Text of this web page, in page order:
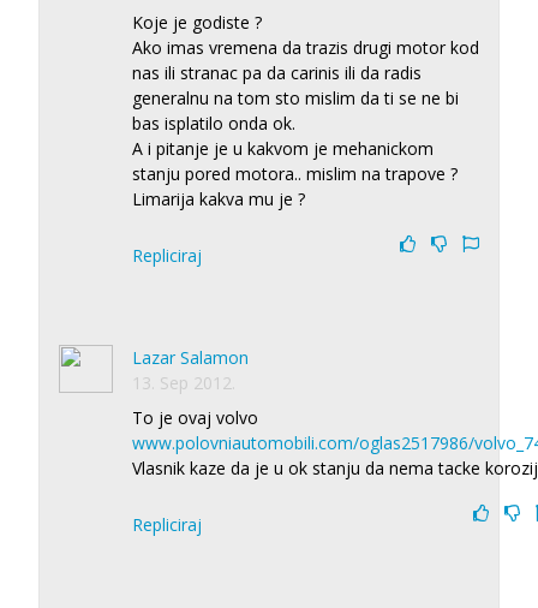
Koje je godiste ?
Ako imas vremena da trazis drugi motor kod
nas ili stranac pa da carinis ili da radis
generalnu na tom sto mislim da ti se ne bi
bas isplatilo onda ok.
A i pitanje je u kakvom je mehanickom
stanju pored motora.. mislim na trapove ?
Limarija kakva mu je ?
Repliciraj
Lazar Salamon
13. Sep 2012.
To je ovaj volvo
www.polovniautomobili.com/oglas2517986/
Vlasnik kaze da je u ok stanju da nema tacke
Repliciraj